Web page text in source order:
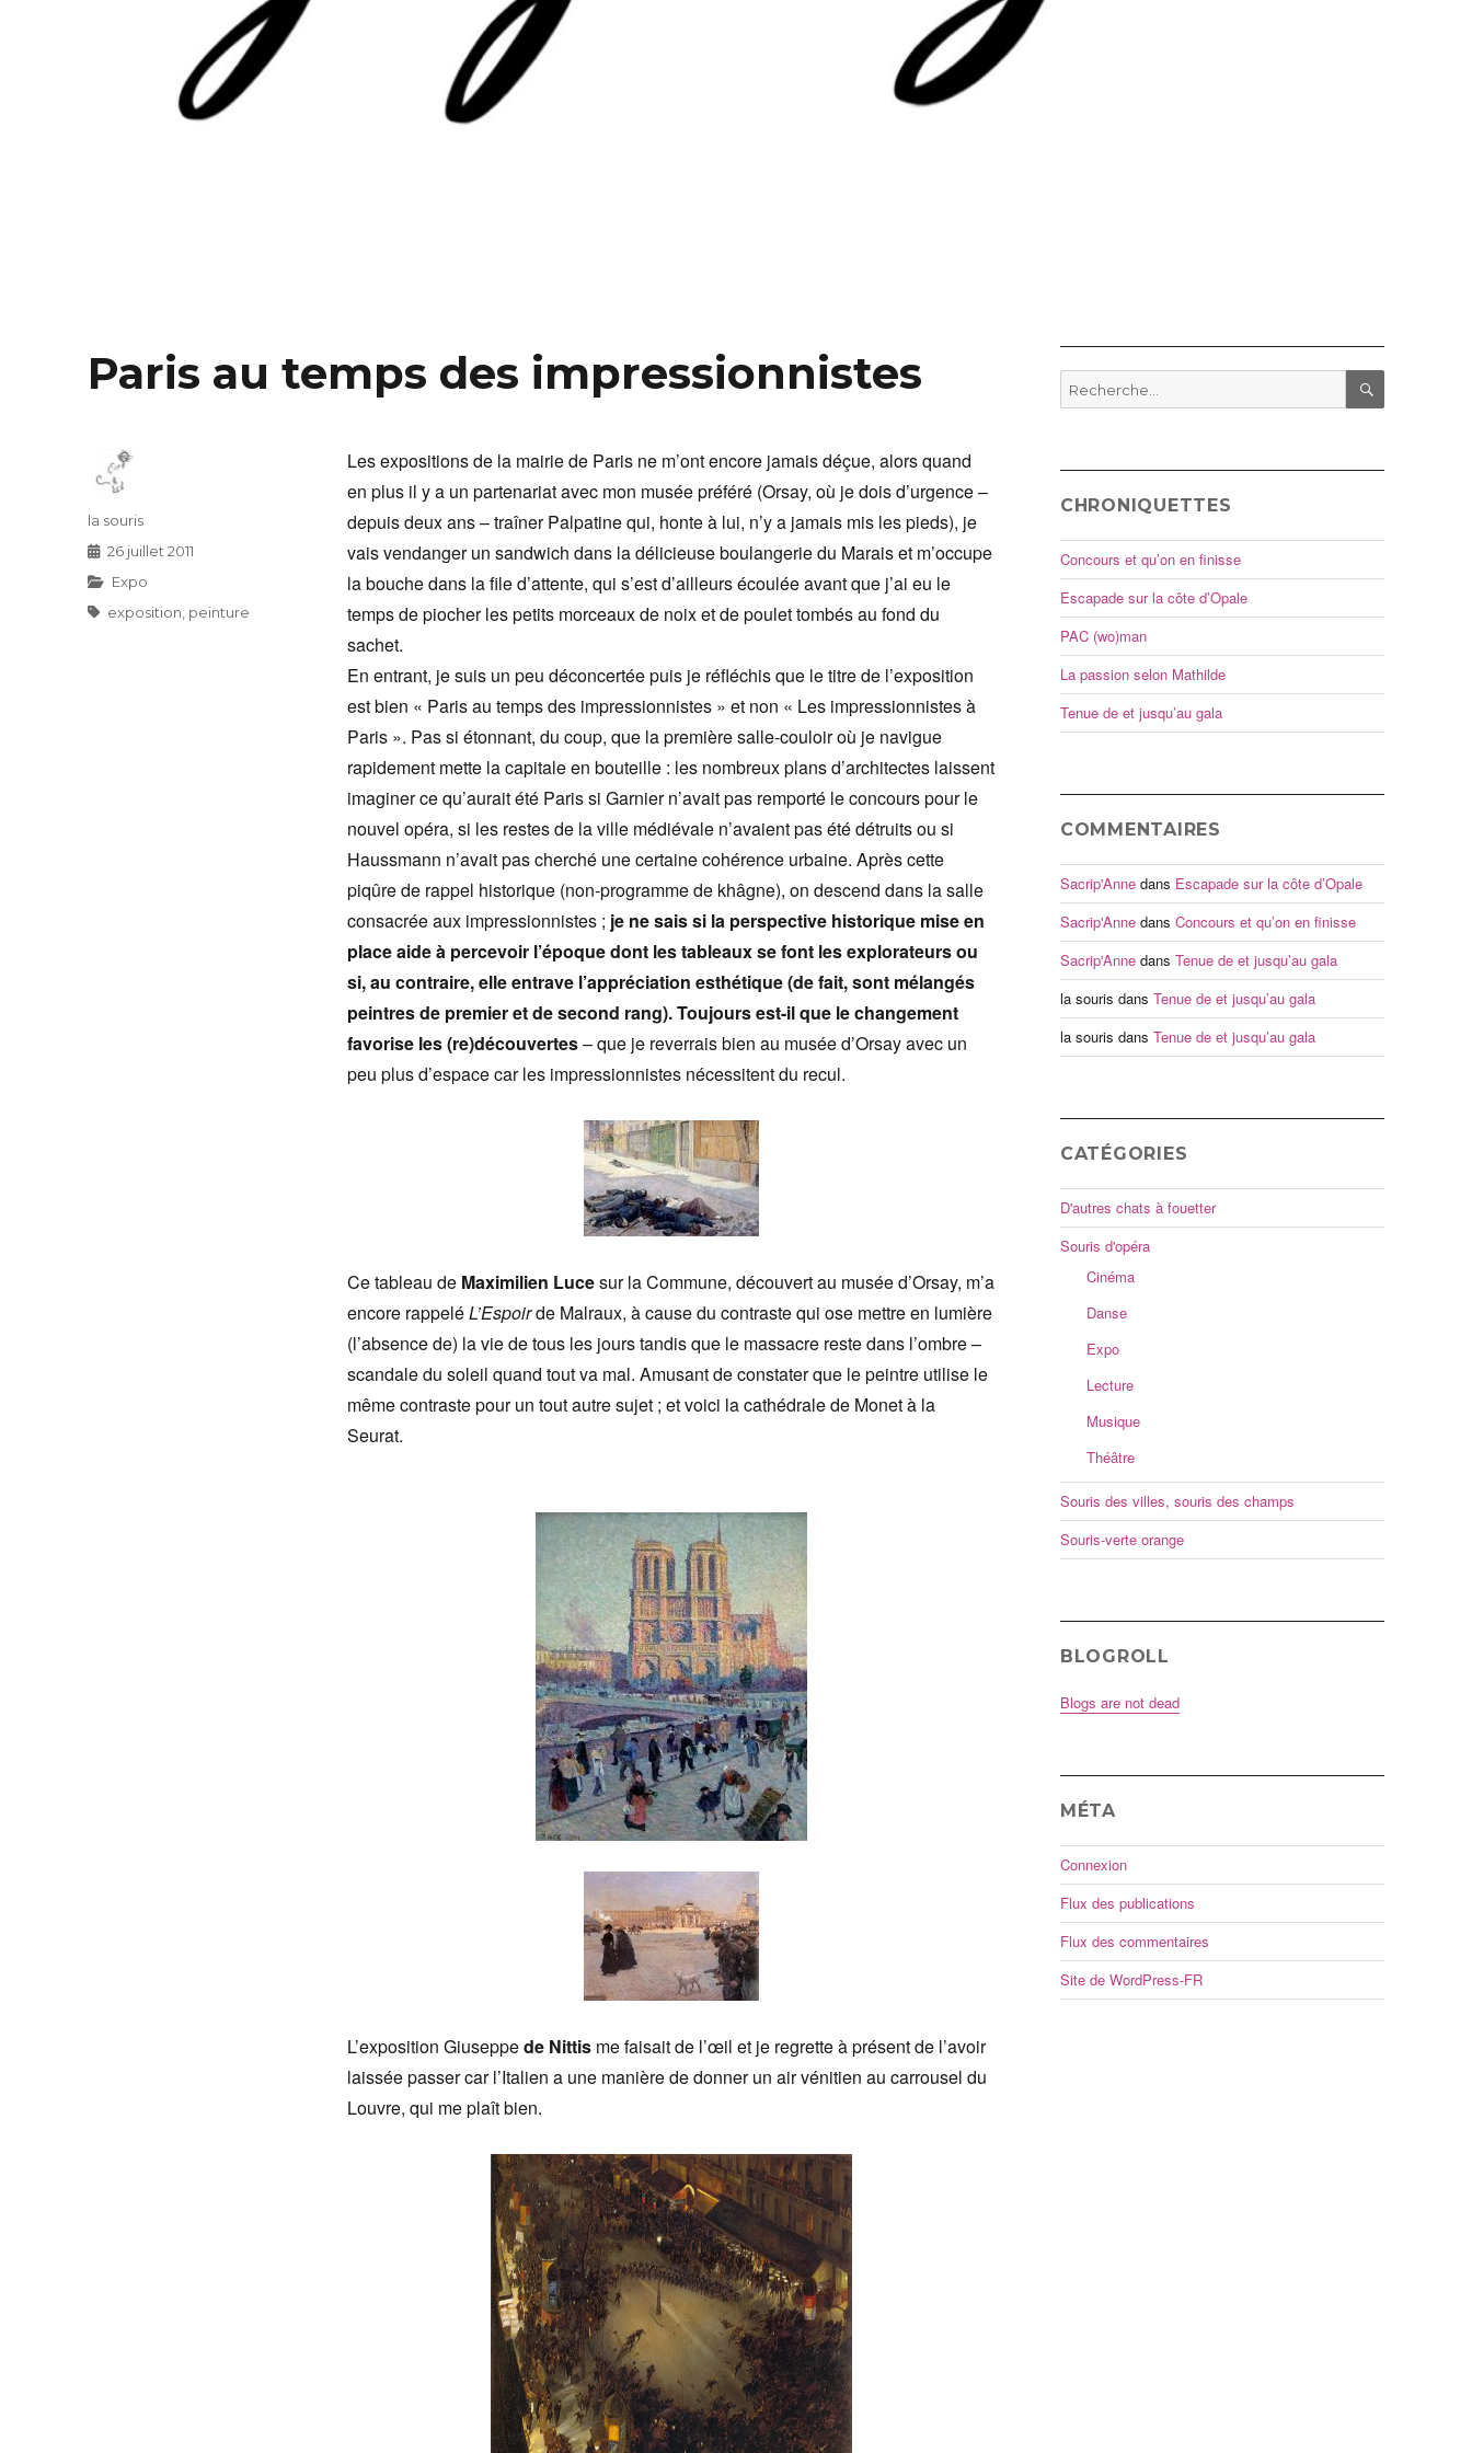
Paris au temps des impressionnistes
Les expositions de la mairie de Paris ne m’ont encore jamais déçue, alors quand
en plus il y a un partenariat avec mon musée préféré (Orsay, où je dois d’urgence –
depuis deux ans – traîner Palpatine qui, honte à lui, n’y a jamais mis les pieds), je
vais vendanger un sandwich dans la délicieuse boulangerie du Marais et m’occupe
la bouche dans la file d’attente, qui s’est d’ailleurs écoulée avant que j’ai eu le
temps de piocher les petits morceaux de noix et de poulet tombés au fond du
sachet.
En entrant, je suis un peu déconcertée puis je réfléchis que le titre de l’exposition
est bien « Paris au temps des impressionnistes » et non « Les impressionnistes à
Paris ». Pas si étonnant, du coup, que la première salle-couloir où je navigue
rapidement mette la capitale en bouteille : les nombreux plans d’architectes laissent
imaginer ce qu’aurait été Paris si Garnier n’avait pas remporté le concours pour le
nouvel opéra, si les restes de la ville médiévale n’avaient pas été détruits ou si
Haussmann n’avait pas cherché une certaine cohérence urbaine. Après cette
piqûre de rappel historique (non-programme de khâgne), on descend dans la salle
consacrée aux impressionnistes ; je ne sais si la perspective historique mise en
place aide à percevoir l’époque dont les tableaux se font les explorateurs ou
si, au contraire, elle entrave l’appréciation esthétique (de fait, sont mélangés
peintres de premier et de second rang). Toujours est-il que le changement
favorise les (re)découvertes– que je reverrais bien au musée d’Orsay avec un
peu plus d’espace car les impressionnistes nécessitent du recul.
Ce tableau de Maximilien Lucesur la Commune, découvert au musée d’Orsay, m’a
encore rappeléL’Espoirde Malraux, à cause du contraste qui ose mettre en lumière
(l’absence de) la vie de tous les jours tandis que le massacre reste dans l’ombre –
scandale du soleil quand tout va mal. Amusant de constater que le peintre utilise le
même contraste pour un tout autre sujet ; et voici la cathédrale de Monet à la
Seurat.
L’exposition Giuseppede Nittisme faisait de l’œil et je regrette à présent de l’avoir
laissée passer car l’Italien a une manière de donner un air vénitien au carrousel du
Louvre, qui me plaît bien.
Auteur
la souris
Publié
26 juillet 2011
Catégories
Expo
Étiquettes
exposition peinture
Recherche
pour
RECHERCHE
CHRONIQUETTES
Concours et qu’on en finisse
Escapade sur la côte d’Opale
PAC (wo)man
La passion selon Mathilde
Tenue de et jusqu’au gala
COMMENTAIRES
Sacrip'Annedans Escapade sur la côte d’Opale
Sacrip'Annedans Concours et qu’on en finisse
Sacrip'Annedans Tenue de et jusqu’au gala
la souris dans Tenue de et jusqu’au gala
la souris dans Tenue de et jusqu’au gala
CATÉGORIES
D'autres chats à fouetter
Souris d'opéra
Cinéma
Danse
Expo
Lecture
Musique
Théâtre
Souris des villes, souris des champs
Souris-verte orange
BLOGROLL
Blogs are not dead
MÉTA
Connexion
Flux des publications
Flux des commentaires
Site de WordPress-FR